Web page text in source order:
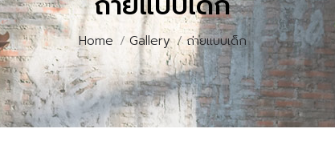
You are here:
Home Gallery ถ่ายแบบเด็ก